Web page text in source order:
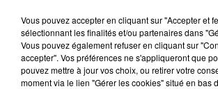
vendredi, de 10h à 12h. Au
locale, bons plans sorties, offres
tous vos hits préférés ! Une
écouter sur la route, ou
Vous pouvez accepter en cliquant sur "Accepter et
sélectionnant les finalités et/ou partenaires dans
Vous pouvez également refuser en cliquant sur
accepter". Vos préférences ne s'appliqueront que
pouvez mettre à jour vos choix, ou retirer votre
moment via le lien "Gérer les cookies" situé en bas